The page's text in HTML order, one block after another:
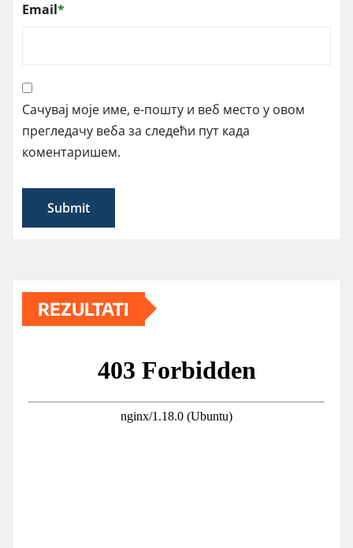
Email*
Сачувај моје име, е-пошту и веб место у овом
прегледачу веба за следећи пут када
коментаришем.
REZULTATI